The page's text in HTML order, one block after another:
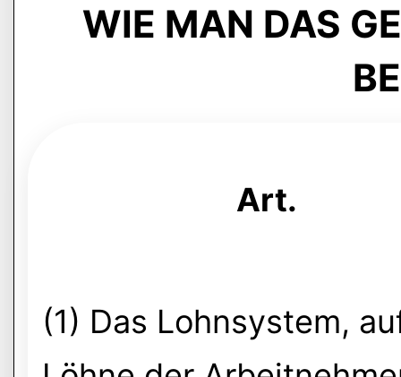
WIE MAN DAS
Art.
(1) Das Lohnsystem,